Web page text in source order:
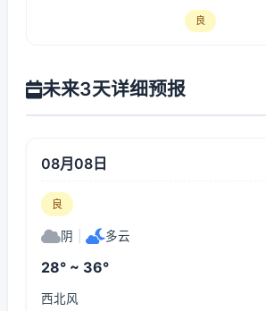
良
未来3天详细预报
08月08日
良
阴 多云
28° ~ 36°
西北风